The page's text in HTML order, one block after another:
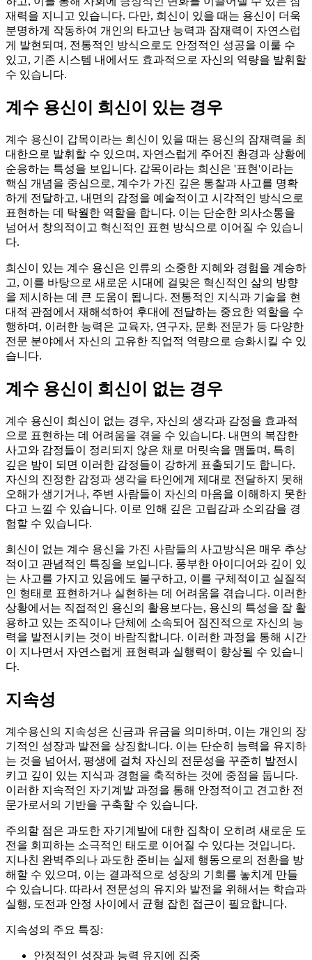
재력을 지니고 있습니다. 다만, 희신이 있을 때는 용신이 더욱
분명하게 작동하여 개인의 타고난 능력과 잠재력이 자연스럽
게 발현되며, 전통적인 방식으로도 안정적인 성공을 이룰 수
있고, 기존 시스템 내에서도 효과적으로 자신의 역량을 발휘할
수 있습니다.
계수 용신이 희신이 있는 경우
계수 용신이 갑목이라는 희신이 있을 때는 용신의 잠재력을 최
대한으로 발휘할 수 있으며, 자연스럽게 주어진 환경과 상황에
순응하는 특성을 보입니다. 갑목이라는 희신은 '표현'이라는
핵심 개념을 중심으로, 계수가 가진 깊은 통찰과 사고를 명확
하게 전달하고, 내면의 감정을 예술적이고 시각적인 방식으로
표현하는 데 탁월한 역할을 합니다. 이는 단순한 의사소통을
넘어서 창의적이고 혁신적인 표현 방식으로 이어질 수 있습니
다.
희신이 있는 계수 용신은 인류의 소중한 지혜와 경험을 계승하
고, 이를 바탕으로 새로운 시대에 걸맞은 혁신적인 삶의 방향
을 제시하는 데 큰 도움이 됩니다. 전통적인 지식과 기술을 현
대적 관점에서 재해석하여 후대에 전달하는 중요한 역할을 수
행하며, 이러한 능력은 교육자, 연구자, 문화 전문가 등 다양한
전문 분야에서 자신의 고유한 직업적 역량으로 승화시킬 수 있
습니다.
계수 용신이 희신이 없는 경우
계수 용신이 희신이 없는 경우, 자신의 생각과 감정을 효과적
으로 표현하는 데 어려움을 겪을 수 있습니다. 내면의 복잡한
사고와 감정들이 정리되지 않은 채로 머릿속을 맴돌며, 특히
깊은 밤이 되면 이러한 감정들이 강하게 표출되기도 합니다.
자신의 진정한 감정과 생각을 타인에게 제대로 전달하지 못해
오해가 생기거나, 주변 사람들이 자신의 마음을 이해하지 못한
다고 느낄 수 있습니다. 이로 인해 깊은 고립감과 소외감을 경
험할 수 있습니다.
희신이 없는 계수 용신을 가진 사람들의 사고방식은 매우 추상
적이고 관념적인 특징을 보입니다. 풍부한 아이디어와 깊이 있
는 사고를 가지고 있음에도 불구하고, 이를 구체적이고 실질적
인 형태로 표현하거나 실현하는 데 어려움을 겪습니다. 이러한
상황에서는 직접적인 용신의 활용보다는, 용신의 특성을 잘 활
용하고 있는 조직이나 단체에 소속되어 점진적으로 자신의 능
력을 발전시키는 것이 바람직합니다. 이러한 과정을 통해 시간
이 지나면서 자연스럽게 표현력과 실행력이 향상될 수 있습니
다.
지속성
계수용신의 지속성은 신금과 유금을 의미하며, 이는 개인의 장
기적인 성장과 발전을 상징합니다. 이는 단순히 능력을 유지하
는 것을 넘어서, 평생에 걸쳐 자신의 전문성을 꾸준히 발전시
키고 깊이 있는 지식과 경험을 축적하는 것에 중점을 둡니다.
이러한 지속적인 자기계발 과정을 통해 안정적이고 견고한 전
문가로서의 기반을 구축할 수 있습니다.
주의할 점은 과도한 자기계발에 대한 집착이 오히려 새로운 도
전을 회피하는 소극적인 태도로 이어질 수 있다는 것입니다.
지나친 완벽주의나 과도한 준비는 실제 행동으로의 전환을 방
해할 수 있으며, 이는 결과적으로 성장의 기회를 놓치게 만들
수 있습니다. 따라서 전문성의 유지와 발전을 위해서는 학습과
실행, 도전과 안정 사이에서 균형 잡힌 접근이 필요합니다.
지속성의 주요 특징:
안정적인 성장과 능력 유지에 집중